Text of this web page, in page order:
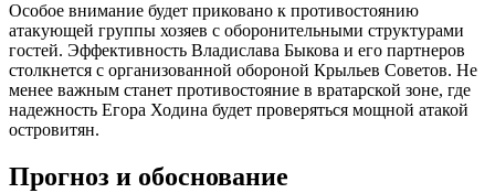
Особое внимание будет приковано к противостоянию
атакующей группы хозяев с оборонительными структурами
гостей. Эффективность Владислава Быкова и его партнеров
столкнется с организованной обороной Крыльев Советов. Не
менее важным станет противостояние в вратарской зоне, где
надежность Егора Ходина будет проверяться мощной атакой
островитян.
Прогноз и обоснование